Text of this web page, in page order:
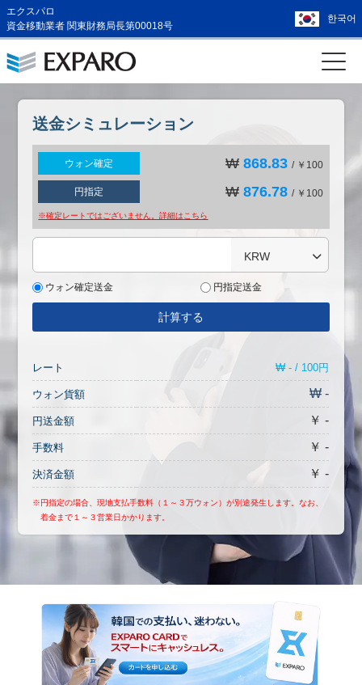
エクスパロ
資金移動業者 関東財務局長第00018号
한국어
送金シミュレーション
ウォン確定 ₩868.83 / ￥100
円指定 ₩876.78 / ￥100
※確定レートではございません。詳細は こちら
KRW
ウォン確定送金 円指定送金
計算する
レート ₩ - / 100円
ウォン貨額 ₩ -
円送金額 ￥ -
手数料 ￥ -
決済金額 ￥ -
※円指定の場合、現地支払手数料（１～３万ウォン）が別途発生します。なお、
着金まで１～３営業日かかります。